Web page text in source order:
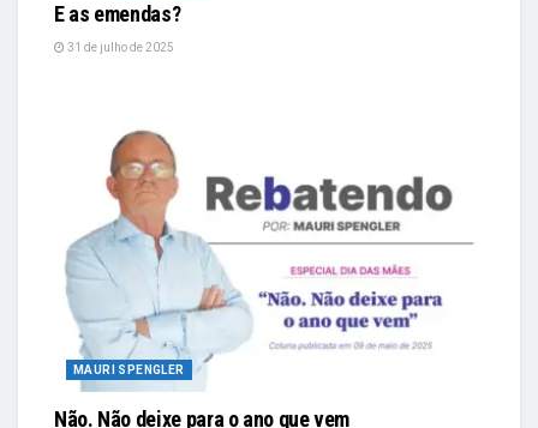
E as emendas?
31 de julho de 2025
MAURI SPENGLER
Não. Não deixe para o ano que vem